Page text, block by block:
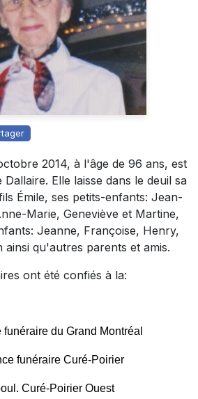
2014, à l'âge de 96 ans, est
Elle laisse dans le deuil sa
Émile, ses petits-enfants: Jean-
Marie, Geneviève et Martine,
Jeanne, Françoise, Henry,
qu'autres parents et amis.
ont été confiés à la:
du Grand Montréal
funéraire Curé-Poirier
Curé-Poirier Ouest